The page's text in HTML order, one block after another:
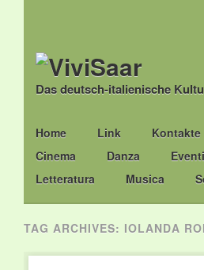
Das deutsch-italienische
Main menu
Skip
to
content
Home Link
Kontakte
Cinema
Danza Eventi
Letteratura
Musica
TAG ARCHIVES: IOLANDA